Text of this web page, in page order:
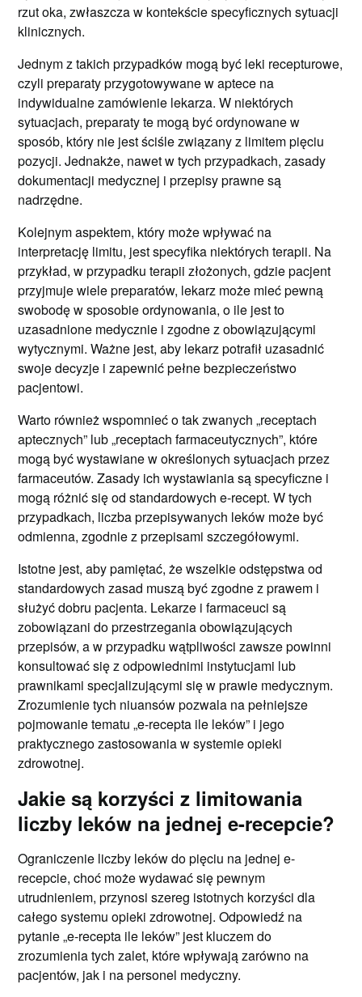
rzut oka, zwłaszcza w kontekście specyficznych sytuacji
klinicznych.
Jednym z takich przypadków mogą być leki recepturowe,
czyli preparaty przygotowywane w aptece na
indywidualne zamówienie lekarza. W niektórych
sytuacjach, preparaty te mogą być ordynowane w
sposób, który nie jest ściśle związany z limitem pięciu
pozycji. Jednakże, nawet w tych przypadkach, zasady
dokumentacji medycznej i przepisy prawne są
nadrzędne.
Kolejnym aspektem, który może wpływać na
interpretację limitu, jest specyfika niektórych terapii. Na
przykład, w przypadku terapii złożonych, gdzie pacjent
przyjmuje wiele preparatów, lekarz może mieć pewną
swobodę w sposobie ordynowania, o ile jest to
uzasadnione medycznie i zgodne z obowiązującymi
wytycznymi. Ważne jest, aby lekarz potrafił uzasadnić
swoje decyzje i zapewnić pełne bezpieczeństwo
pacjentowi.
Warto również wspomnieć o tak zwanych „receptach
aptecznych” lub „receptach farmaceutycznych”, które
mogą być wystawiane w określonych sytuacjach przez
farmaceutów. Zasady ich wystawiania są specyficzne i
mogą różnić się od standardowych e-recept. W tych
przypadkach, liczba przepisywanych leków może być
odmienna, zgodnie z przepisami szczegółowymi.
Istotne jest, aby pamiętać, że wszelkie odstępstwa od
standardowych zasad muszą być zgodne z prawem i
służyć dobru pacjenta. Lekarze i farmaceuci są
zobowiązani do przestrzegania obowiązujących
przepisów, a w przypadku wątpliwości zawsze powinni
konsultować się z odpowiednimi instytucjami lub
prawnikami specjalizującymi się w prawie medycznym.
Zrozumienie tych niuansów pozwala na pełniejsze
pojmowanie tematu „e-recepta ile leków” i jego
praktycznego zastosowania w systemie opieki
zdrowotnej.
Jakie są korzyści z limitowania
liczby leków na jednej e-recepcie?
Ograniczenie liczby leków do pięciu na jednej e-
recepcie, choć może wydawać się pewnym
utrudnieniem, przynosi szereg istotnych korzyści dla
całego systemu opieki zdrowotnej. Odpowiedź na
pytanie „e-recepta ile leków” jest kluczem do
zrozumienia tych zalet, które wpływają zarówno na
pacjentów, jak i na personel medyczny.